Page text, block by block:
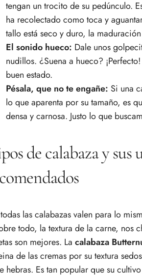
tengan un trocito de su pedúnculo.
ha recolectado como toca y
tallo está seco y duro, la
El sonido hueco: Dale unos
nudillos. ¿Suena a hueco?
buen estado.
Pésala, que no te engañe: Si una
lo que aparenta por su tamaño, es
densa y carnosa. Justo lo que
de calabaza y sus
las calabazas valen para lo
todo, la textura de la carne, nos
son mejores. La calabaza
de las cremas por su textura
hebras. Es tan popular que su